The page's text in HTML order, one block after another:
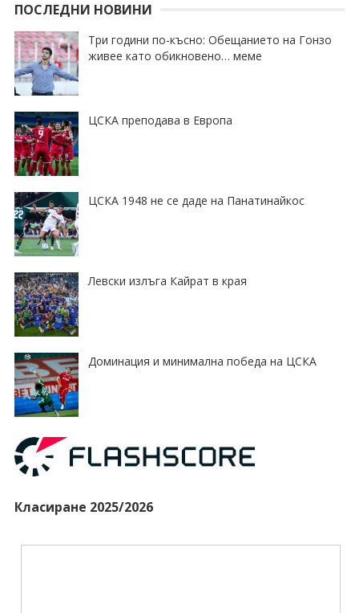
ПОСЛЕДНИ НОВИНИ
Три години по-късно: Обещанието на Гонзо
живее като обикновено… меме
ЦСКА преподава в Европа
ЦСКА 1948 не се даде на Панатинайкос
Левски излъга Кайрат в края
Доминация и минимална победа на ЦСКА
Класиране 2025/2026